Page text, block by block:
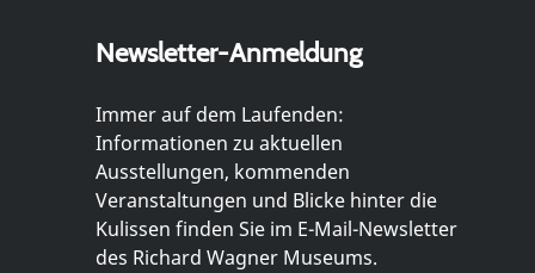
Newsletter-Anmeldung
Immer auf dem Laufenden:
Informationen zu aktuellen
Ausstellungen, kommenden
Veranstaltungen und Blicke hinter die
Kulissen finden Sie im E-Mail-Newsletter
des Richard Wagner Museums.